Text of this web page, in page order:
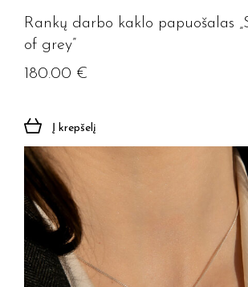
Rankų darbo kaklo papuošalas
of grey”
180.00 €
Į krepšelį